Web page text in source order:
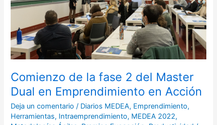
Comienzo de la fase 2 del Master
Dual en Emprendimiento en Acción
Deja un comentario / Diarios MEDEA, Emprendimiento,
Herramientas, Intraemprendimiento, MEDEA 2022,
2
Master
Dual
en
en
Acción